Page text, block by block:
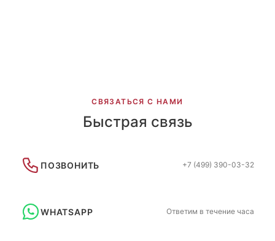
СВЯЗАТЬСЯ С НАМИ
Быстрая связь
ПОЗВОНИТЬ +7 (499) 390-03-32
WHATSAPP Ответим в течение часа